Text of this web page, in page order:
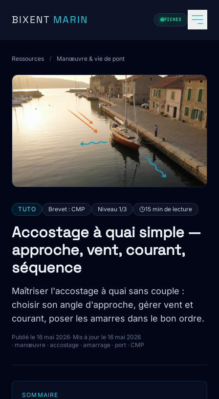
BIXENT MARIN FICHES
Ressources / Manœuvre & vie de pont
TUTO Brevet : CMP Niveau 1/3 15 min de lecture
Accostage à quai simple —
approche, vent, courant,
séquence
Maîtriser l'accostage à quai sans couple :
choisir son angle d'approche, gérer vent et
courant, poser les amarres dans le bon ordre.
Publié le 16 mai 2026· Mis à jour le 16 mai 2026
· manœuvre · accostage · amarrage · port · CMP
SOMMAIRE